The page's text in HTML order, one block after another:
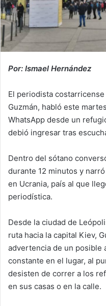
Por: Ismael Hernández
El periodista
Guzmán, habló este
WhatsApp desde un
debió ingresar tras
Dentro del sótano
durante 12 minutos y
en Ucrania, país al que
periodística.
Desde la ciudad de
ruta hacia la capital Kiev,
advertencia de un posible
constante en el lugar, al
desisten de correr a los
en sus casas o en la calle.